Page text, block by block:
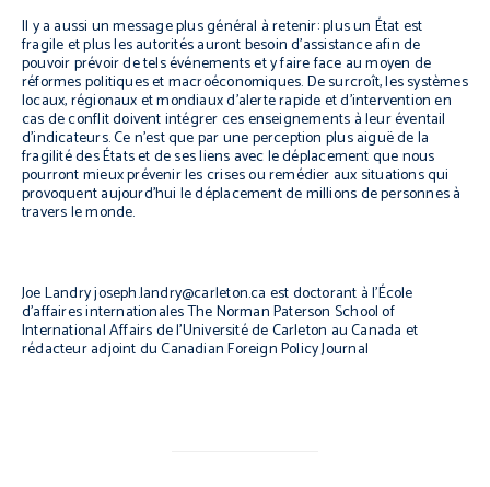
Il y a aussi un message plus général à retenir: plus un État est
fragile et plus les autorités auront besoin d’assistance afin de
pouvoir prévoir de tels événements et y faire face au moyen de
réformes politiques et macroéconomiques. De surcroît, les systèmes
locaux, régionaux et mondiaux d’alerte rapide et d’intervention en
cas de conflit doivent intégrer ces enseignements à leur éventail
d’indicateurs. Ce n’est que par une perception plus aiguë de la
fragilité des États et de ses liens avec le déplacement que nous
pourront mieux prévenir les crises ou remédier aux situations qui
provoquent aujourd’hui le déplacement de millions de personnes à
travers le monde.
Joe Landryjoseph.landry@carleton.ca est doctorant à l’École
d’affaires internationales The Norman Paterson School of
International Affairs de l’Université de Carleton au Canada et
rédacteur adjoint duCanadian Foreign Policy Journal